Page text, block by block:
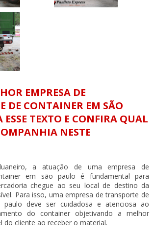
EMPRESA DE
DE CONTAINER EM SÃO
ESSE TEXTO E CONFIRA QUAL
NESTE
a atuação de umaempresa de
em são paulo é fundamental para
chegue ao seu local de destino da
Para isso, umaempresa de transporte de
paulo deve ser cuidadosa e atenciosa ao
do container objetivando a melhor
do cliente ao receber o material.